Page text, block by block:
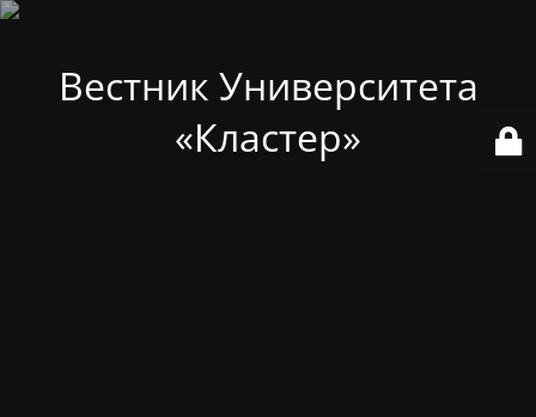
Вестник Университета
«Кластер»